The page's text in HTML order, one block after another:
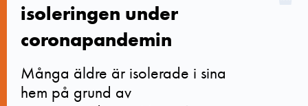
isoleringen under
coronapandemin
Många äldre är isolerade i sina
hem på grund av